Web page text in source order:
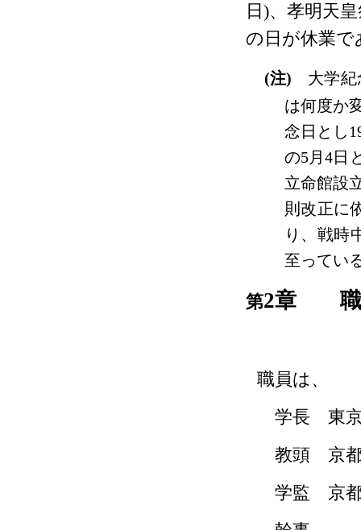
日 )、孝明天
の日が休業で
(注)
大学
は何度か
念日とし
の5月 4日
立命館設
則改正に
り、戦時
至ってい
第2章 職
職員は、
学長 東京
教頭 京
学監 京